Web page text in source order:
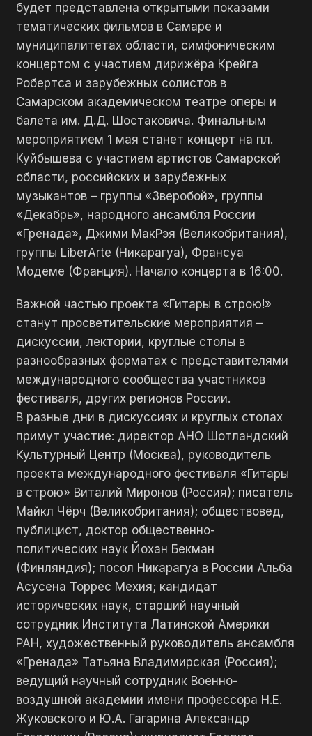
будет представлена открытыми показами
тематических фильмов в Самаре и
муниципалитетах области, симфоническим
концертом с участием дирижёра Крейга
Робертса и зарубежных солистов в
Самарском академическом театре оперы и
балета им. Д.Д. Шостаковича. Финальным
мероприятием 1 мая станет концерт на пл.
Куйбышева с участием артистов Самарской
области, российских и зарубежных
музыкантов – группы «Зверобой», группы
«Декабрь», народного ансамбля России
«Гренада», Джими МакРэя (Великобритания),
группы LiberАrte (Никарагуа), Франсуа
Модеме (Франция). Начало концерта в 16:00.
Важной частью проекта «Гитары в строю!»
станут просветительские мероприятия –
дискуссии, лектории, круглые столы в
разнообразных форматах с представителями
международного сообщества участников
фестиваля, других регионов России.
В разные дни в дискуссиях и круглых столах
примут участие: директор АНО Шотландский
Культурный Центр (Москва), руководитель
проекта международного фестиваля «Гитары
в строю» Виталий Миронов (Россия); писатель
Майкл Чёрч (Великобритания); обществовед,
публицист, доктор общественно-
политических наук Йохан Бекман
(Финляндия); посол Никарагуа в России Альба
Асусена Торрес Мехия; кандидат
исторических наук, старший научный
сотрудник Института Латинской Америки
РАН, художественный руководитель ансамбля
«Гренада» Татьяна Владимирская (Россия);
ведущий научный сотрудник Военно-
воздушной академии имени профессора Н.Е.
Жуковского и Ю.А. Гагарина Александр